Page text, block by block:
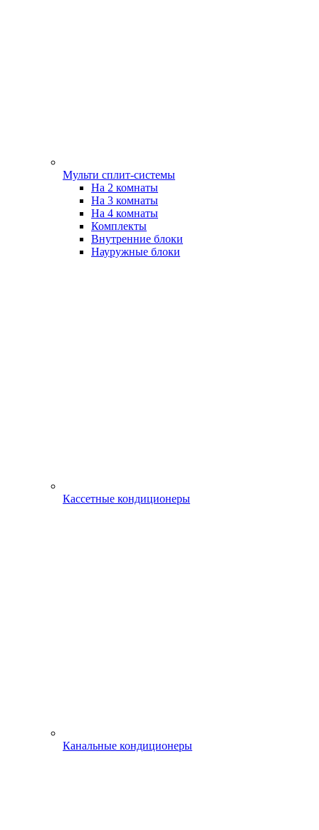
Мульти сплит-системы
На 2 комнаты
На 3 комнаты
На 4 комнаты
Комплекты
Внутренние блоки
Науружные блоки
Кассетные кондиционеры
Канальные кондиционеры